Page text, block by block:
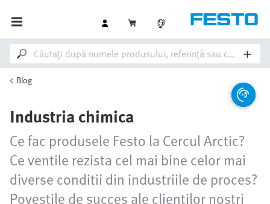
Blog
Industria chimica
Ce fac produsele Festo la Cercul Arctic?
Ce ventile rezista cel mai bine celor mai
diverse conditii din industriile de proces?
Povestile de succes ale clientilor nostri